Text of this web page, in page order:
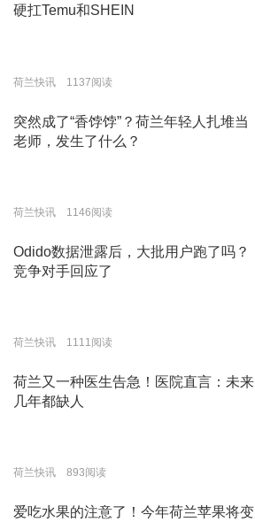
硬扛Temu和SHEIN
荷兰快讯 1137阅读
突然成了“香饽饽”？荷兰年轻人扎堆当
老师，发生了什么？
荷兰快讯 1146阅读
Odido数据泄露后，大批用户跑了吗？
竞争对手回应了
荷兰快讯 1111阅读
荷兰又一种医生告急！医院直言：未来
几年都缺人
荷兰快讯 893阅读
爱吃水果的注意了！今年荷兰苹果将变